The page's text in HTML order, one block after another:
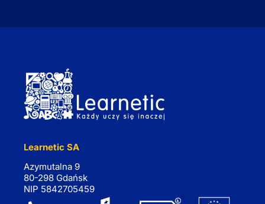
Learnetic SA
Azymutalna 9
80-298 Gdańsk
NIP 5842705459